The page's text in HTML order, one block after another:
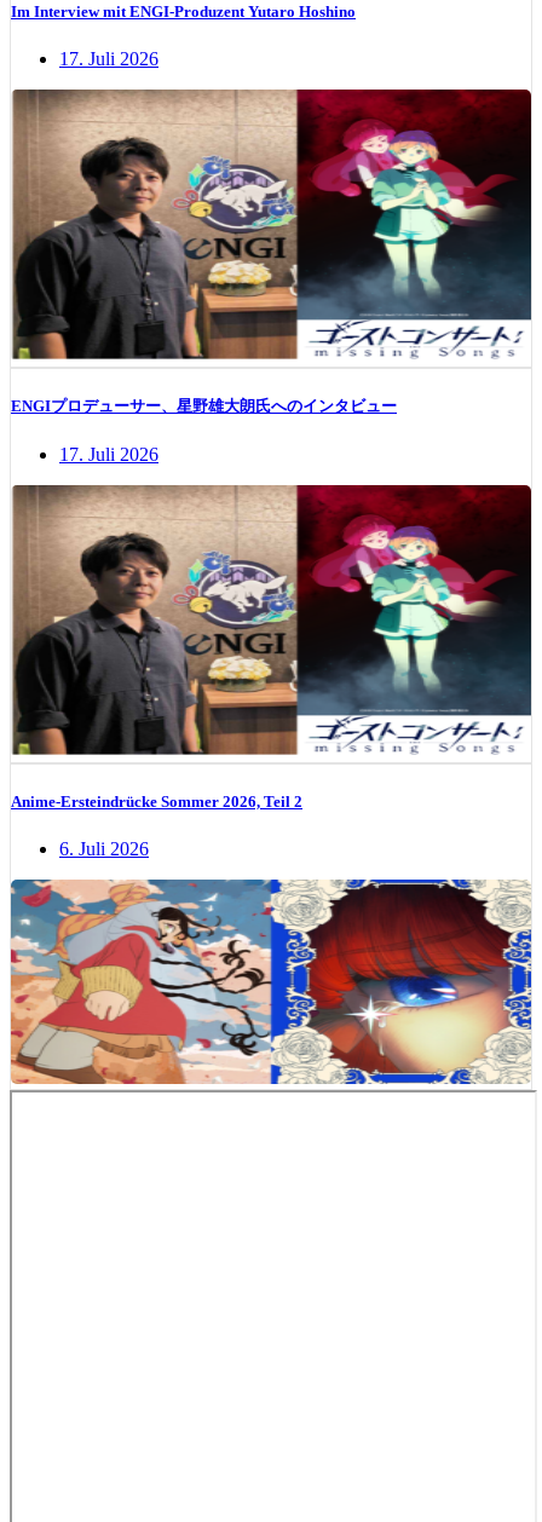
Im Interview mit ENGI-Produzent Yutaro Hoshino
17. Juli 2026
ENGIプロデューサー、星野雄大朗氏へのインタビュー
17. Juli 2026
Anime-Ersteindrücke Sommer 2026, Teil 2
6. Juli 2026